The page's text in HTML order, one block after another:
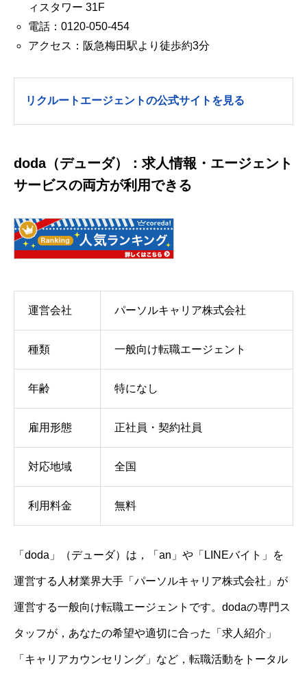
ィスタワー 31F
電話：0120-050-454
アクセス：阪急梅田駅より徒歩約3分
リクルートエージェントの公式サイトを見る
doda（デューダ）：求人情報・エージェント
サービスの両方が利用できる
運営会社 パーソルキャリア株式会社
種類 一般向け転職エージェント
年齢 特になし
雇用形態 正社員・契約社員
対応地域 全国
利用料金 無料
「doda」（デューダ）は，「an」や「LINEバイト」を
運営する人材業界大手「パーソルキャリア株式会社」が
運営する一般向け転職エージェントです。dodaの専門ス
タッフが，あなたの希望や適切に合った「求人紹介」
「キャリアカウンセリング」など，転職活動をトータル